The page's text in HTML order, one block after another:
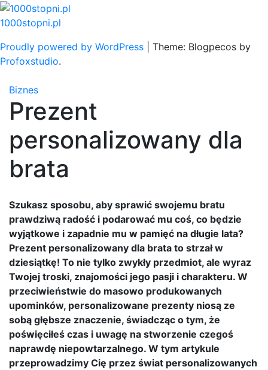
Skip
to
1000stopni.pl
Proudly powered by WordPress
Theme: Blogpecos by
Profoxstudio.
Biznes
Prezent
personalizowany dla
brata
Szukasz sposobu, aby sprawić swojemu bratu
prawdziwą radość i podarować mu coś, co będzie
wyjątkowe i zapadnie mu w pamięć na długie lata?
Prezent personalizowany dla brata to strzał w
dziesiątkę! To nie tylko zwykły przedmiot, ale wyraz
Twojej troski, znajomości jego pasji i charakteru. W
przeciwieństwie do masowo produkowanych
upominków, personalizowane prezenty niosą ze
sobą głębsze znaczenie, świadcząc o tym, że
poświęciłeś czas i uwagę na stworzenie czegoś
naprawdę niepowtarzalnego. W tym artykule
przeprowadzimy Cię przez świat personalizowanych